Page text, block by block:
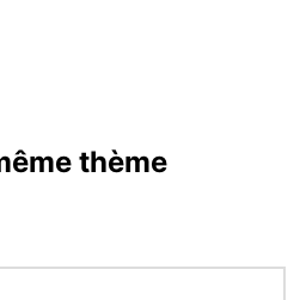
thème